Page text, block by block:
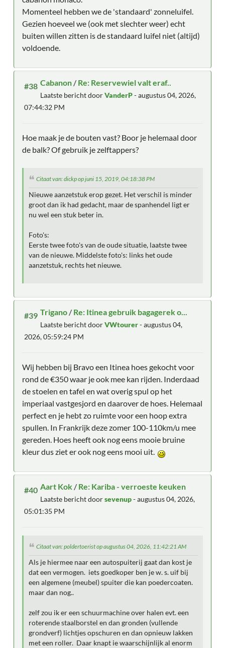
Momenteel hebben we de 'standaard' zonneluifel.
Gezien hoeveel we (ook met slechter weer) echt
buiten willen zitten is de standaard luifel niet (altijd)
voldoende.
#38 Cabanon /Re: Reservewiel valt eraf..
Laatste bericht doorVanderP- augustus 04, 2026,
07:44:32 PM
Hoe maak je de bouten vast? Boor je helemaal door
de balk? Of gebruik je zelftappers?
Citaat van: dickp op juni 15, 2019, 04:18:38 PM
Nieuwe aanzetstuk erop gezet. Het verschil is minder
groot dan ik had gedacht, maar de spanhendel ligt er
nu wel een stuk beter in.
Foto's:
Eerste twee foto's van de oude situatie, laatste twee
van de nieuwe. Middelste foto's: links het oude
aanzetstuk, rechts het nieuwe.
#39 Trigano /Re: Itinea gebruik bagagerek o...
Laatste bericht doorVWtourer- augustus 04,
2026, 05:59:24 PM
Wij hebben bij Bravo een Itinea hoes gekocht voor
rond de €350 waar je ook mee kan rijden. Inderdaad
de stoelen en tafel en wat overig spul op het
imperiaal vastgesjord en daarover de hoes. Helemaal
perfect en je hebt zo ruimte voor een hoop extra
spullen. In Frankrijk deze zomer 100-110km/u mee
gereden. Hoes heeft ook nog eens mooie bruine
kleur dus ziet er ook nog eens mooi uit.
#40 Aart Kok /Re: Kariba - verroeste keuken
Laatste bericht doorsevenup- augustus 04, 2026,
05:01:35 PM
Citaat van: poldertoerist op augustus 04, 2026, 11:42:21 AM
Als je hiermee naar een autospuiterij gaat dan kost je
dat een vermogen. iets goedkoper ben je w. s. uif bij
een algemene (meubel) spuiter die kan poedercoaten.
maar dan nog..
zelf zou ik er een schuurmachine over halen evt. een
roterende staalborstel en dan gronden (vullende
grondverf) lichtjes opschuren en dan opnieuw lakken
met een roller. Daar knapt ie waarschijnlijk al enorm